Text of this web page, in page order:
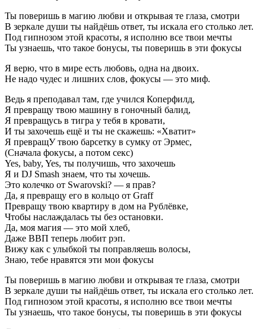
Ты поверишь в магию любви и открывая те глаза, смотри
В зеркале души ты найдёшь ответ, ты искала его столько лет.
Под гипнозом этой красоты, я исполню все твои мечты
Ты узнаешь, что такое бонусы, ты поверишь в эти фокусы
Я верю, что в мире есть любовь, одна на двоих.
Не надо чудес и лишних слов, фокусы — это миф.
Ведь я преподавал там, где учился Коперфилд,
Я превращу твою машину в гоночный балид,
Я превращусь в тигра у тебя в кровати,
И ты захочешь ещё и ты не скажешь: «Хватит»
Я превращУ твою барсетку в сумку от Эрмес,
(Сначала фокусы, а потом секс)
Yes, baby, Yes, ты получишь, что захочешь
Я и DJ Smash знаем, что ты хочешь.
Это колечко от Swarovski? — я прав?
Да, я превращу его в кольцо от Graff
Превращу твою квартиру в дом на Рублёвке,
Чтобы наслаждалась ты без остановки.
Да, моя магия — это мой хлеб,
Даже ВВП теперь любит рэп.
Вижу как с улыбкой ты поправляешь волосы,
Знаю, тебе нравятся эти мои фокусы
Ты поверишь в магию любви и открывая те глаза, смотри
В зеркале души ты найдёшь ответ, ты искала его столько лет.
Под гипнозом этой красоты, я исполню все твои мечты
Ты узнаешь, что такое бонусы, ты поверишь в эти фокусы